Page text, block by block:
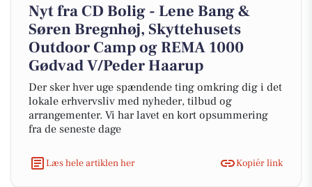
Nyt fra CD Bolig - Lene Bang &
Søren Bregnhøj, Skyttehusets
Outdoor Camp og REMA 1000
Gødvad V/Peder Haarup
Der sker hver uge spændende ting omkring dig i det
lokale erhvervsliv med nyheder, tilbud og
arrangementer. Vi har lavet en kort opsummering
fra de seneste dage
Læs hele artiklen her Kopiér link